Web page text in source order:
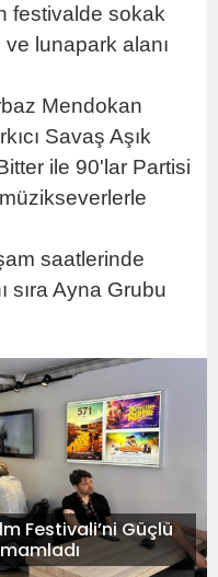
festivalde sokak
ve lunapark alanı
Mendokan
Savaş Aşık
ile 90'lar Partisi
saatlerinde
sıra Ayna Grubu
Festivali’ni Güçlü